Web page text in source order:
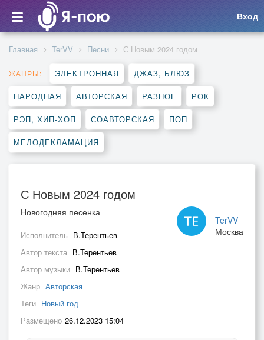
Вход
Главная TerVV Песни С Новым 2024 годом
ЖАНРЫ: ЭЛЕКТРОННАЯ ДЖАЗ, БЛЮЗ
НАРОДНАЯ АВТОРСКАЯ РАЗНОЕ РОК
РЭП, ХИП-ХОП СОАВТОРСКАЯ ПОП
МЕЛОДЕКЛАМАЦИЯ
С Новым 2024 годом
TerVV
Москва
Новогодняя песенка
Исполнитель В.Терентьев
Автор текста В.Терентьев
Автор музыки В.Терентьев
Жанр Авторская
Теги Новый год
Размещено 26.12.2023 15:04